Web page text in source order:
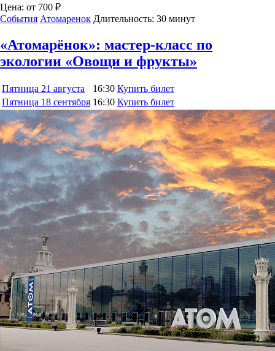
Цена: от 700 ₽
События Атомаренок Длительность: 30 минут
«Атомарёнок»: мастер-класс по
экологии «Овощи и фрукты»
Пятница 21 августа 16:30 Купить билет
Пятница 18 сентября 16:30 Купить билет